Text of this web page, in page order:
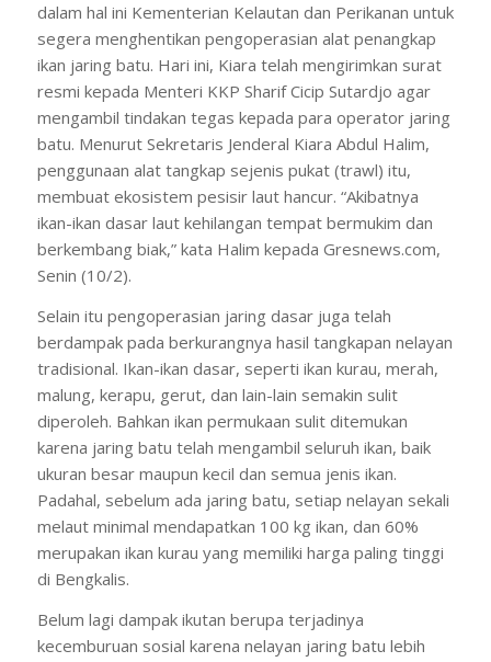
dalam hal ini Kementerian Kelautan dan Perikanan untuk
segera menghentikan pengoperasian alat penangkap
ikan jaring batu. Hari ini, Kiara telah mengirimkan surat
resmi kepada Menteri KKP Sharif Cicip Sutardjo agar
mengambil tindakan tegas kepada para operator jaring
batu. Menurut Sekretaris Jenderal Kiara Abdul Halim,
penggunaan alat tangkap sejenis pukat (trawl) itu,
membuat ekosistem pesisir laut hancur. “Akibatnya
ikan-ikan dasar laut kehilangan tempat bermukim dan
berkembang biak,” kata Halim kepada Gresnews.com,
Senin (10/2).
Selain itu pengoperasian jaring dasar juga telah
berdampak pada berkurangnya hasil tangkapan nelayan
tradisional. Ikan-ikan dasar, seperti ikan kurau, merah,
malung, kerapu, gerut, dan lain-lain semakin sulit
diperoleh. Bahkan ikan permukaan sulit ditemukan
karena jaring batu telah mengambil seluruh ikan, baik
ukuran besar maupun kecil dan semua jenis ikan.
Padahal, sebelum ada jaring batu, setiap nelayan sekali
melaut minimal mendapatkan 100 kg ikan, dan 60%
merupakan ikan kurau yang memiliki harga paling tinggi
di Bengkalis.
Belum lagi dampak ikutan berupa terjadinya
kecemburuan sosial karena nelayan jaring batu lebih